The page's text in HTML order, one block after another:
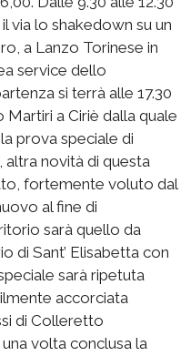
via lo shakedown su un
a Lanzo Torinese in
service dello
si terrà alle 17.30
a Ciriè dalla quale
prova speciale di
altra novità di questa
fortemente voluto dal
al fine di
sarà quello da
di Sant’ Elisabetta con
sarà ripetuta
accorciata
di Colleretto
volta conclusa la